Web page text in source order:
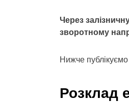
Через
зворотному
Нижче
Розклад